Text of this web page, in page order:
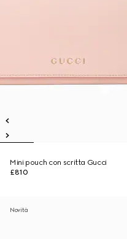
Mini pouch con scritta Gucci
£810
Novità